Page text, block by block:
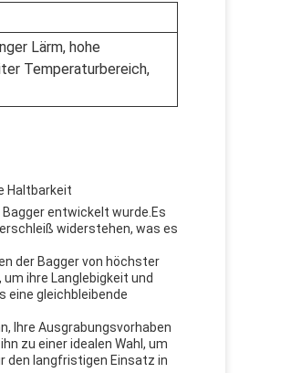
Lärm, hohe
Temperaturbereich,
Haltbarkeit
entwickelt wurde.Es
widerstehen, was es
der Bagger von höchster
ihre Langlebigkeit und
eine gleichbleibende
Ihre Ausgrabungsvorhaben
zu einer idealen Wahl, um
den langfristigen Einsatz in